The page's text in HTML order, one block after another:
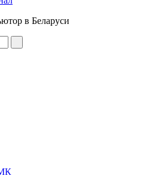
в Беларуси